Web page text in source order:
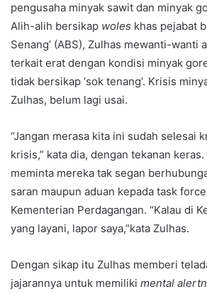
pengusaha minyak sawit dan minyak
Alih-alih bersikap woles khas pejabat
Senang’ (ABS), Zulhas mewanti-wanti
terkait erat dengan kondisi minyak
tidak bersikap ‘sok tenang’. Krisis
Zulhas, belum lagi usai.
“Jangan merasa kita ini sudah selesai
krisis,” kata dia, dengan tekanan
meminta mereka tak segan
saran maupun aduan kepada task
Kementerian Perdagangan. “Kalau di
yang layani, lapor saya,”kata Zulhas.
Dengan sikap itu Zulhas memberi
jajarannya untuk memiliki mental